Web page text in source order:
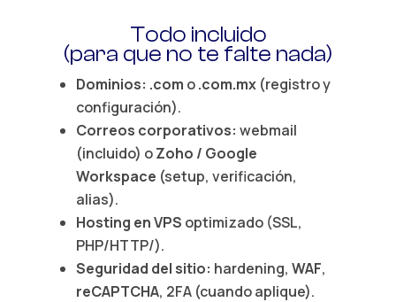
Todo incluido
(para que no te falte nada)
Dominios: .com o.com.mx (registro y
configuración).
Correos corporativos: webmail
(incluido) oZoho / Google
Workspace (setup, verificación,
alias).
Hosting en VPS optimizado (SSL,
PHP/HTTP/).
Seguridad del sitio: hardening,WAF,
reCAPTCHA, 2FA (cuando aplique).